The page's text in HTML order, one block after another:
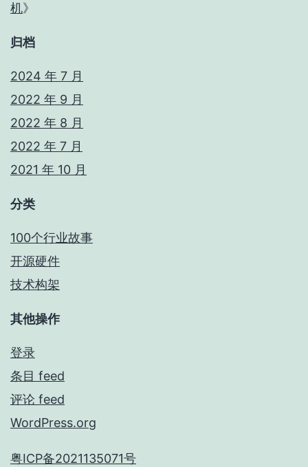
机》
归档
2024 年 7 月
2022 年 9 月
2022 年 8 月
2022 年 7 月
2021 年 10 月
分类
100个行业故事
开源硬件
技术构架
其他操作
登录
条目 feed
评论 feed
WordPress.org
粤ICP备2021135071号